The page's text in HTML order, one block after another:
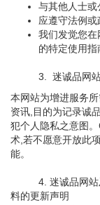
与其他人士或
应遵守法例或
我们发觉您
的特定使用指
3. 迷诚品网
本网站为增进服务
资讯,目的为记录诚
犯个人隐私之意图
术,若不愿意开放此
能。
4. 迷诚品网站及
料的更新声明